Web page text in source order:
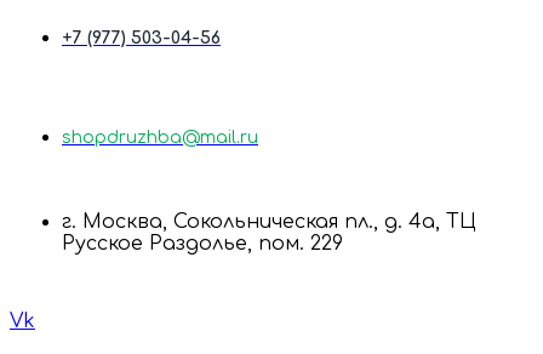
+7 (977) 503-04-56
shopdruzhba@mail.ru
г. Москва, Сокольническая пл., д. 4а, ТЦ
Русское Раздолье, пом. 229
Vk